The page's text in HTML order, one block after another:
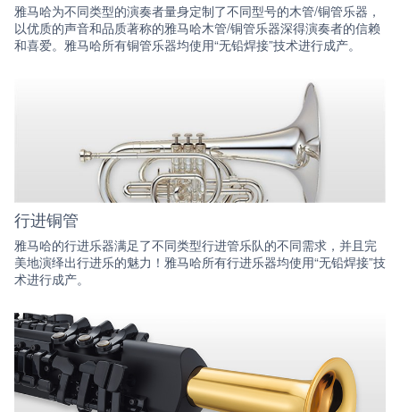
雅马哈为不同类型的演奏者量身定制了不同型号的木管/铜管乐器，
以优质的声音和品质著称的雅马哈木管/铜管乐器深得演奏者的信赖
和喜爱。雅马哈所有铜管乐器均使用“无铅焊接”技术进行成产。
行进铜管
雅马哈的行进乐器满足了不同类型行进管乐队的不同需求，并且完
美地演绎出行进乐的魅力！雅马哈所有行进乐器均使用“无铅焊接”技
术进行成产。